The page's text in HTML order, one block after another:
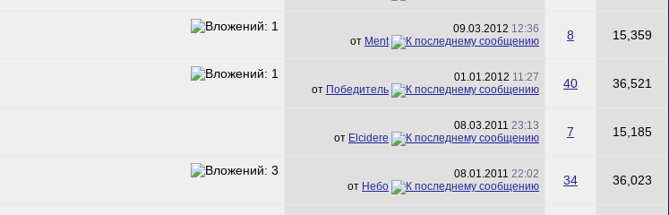
09.03.2012 12:36
от Ment 8 15,359
01.01.2012 11:27
от Победитель 40 36,521
08.03.2011 23:13
от Elcidere 7 15,185
08.01.2011 22:02
от Небо 34 36,023